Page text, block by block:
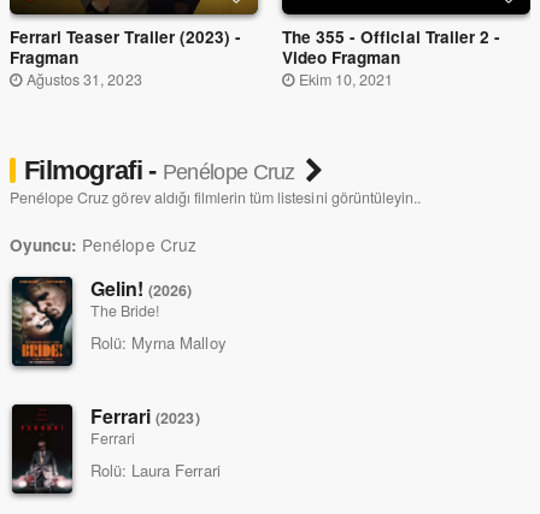
Ferrari Teaser Trailer (2023) -
Fragman
Ağustos 31, 2023
The 355 - Official Trailer 2 -
Video Fragman
Ekim 10, 2021
Filmografi - Penélope Cruz
Penélope Cruz görev aldığı filmlerin tüm listesini görüntüleyin..
Oyuncu: Penélope Cruz
Gelin!(2026)
The Bride!
Rolü: Myrna Malloy
Ferrari(2023)
Ferrari
Rolü: Laura Ferrari